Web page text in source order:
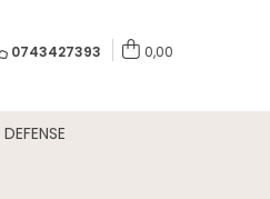
0743427393 0,00